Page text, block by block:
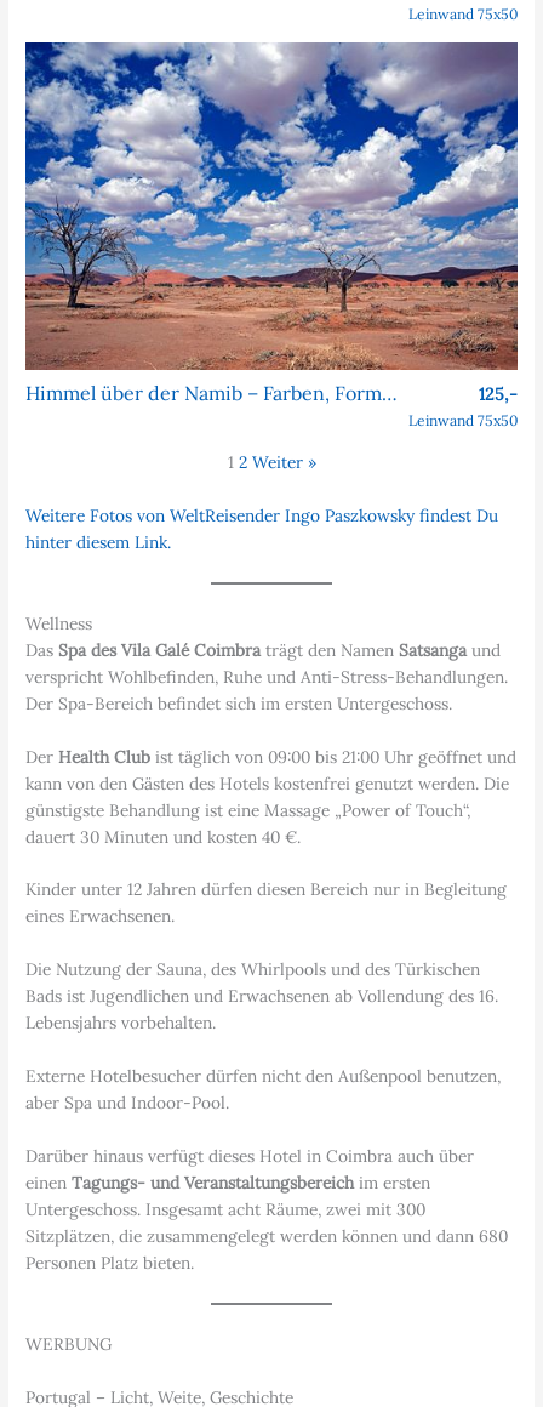
Leinwand 75x50
Himmel über der Namib – Farben, Formen, Faszination 125,-
Leinwand 75x50
1 2 Weiter »
Weitere Fotos von WeltReisender Ingo Paszkowsky findest Du
hinter diesem Link.
Wellness
Das Spa des Vila Galé Coimbraträgt den Namen Satsangaund
verspricht Wohlbefinden, Ruhe und Anti-Stress-Behandlungen.
Der Spa-Bereich befindet sich im ersten Untergeschoss.
DerHealth Club ist täglich von 09:00 bis 21:00 Uhr geöffnet und
kann von den Gästen des Hotels kostenfrei genutzt werden. Die
günstigste Behandlung ist eine Massage „Power of Touch“,
dauert 30 Minuten und kosten 40 €.
Kinder unter 12 Jahren dürfen diesen Bereich nur in Begleitung
eines Erwachsenen.
Die Nutzung der Sauna, des Whirlpools und des Türkischen
Bads ist Jugendlichen und Erwachsenen ab Vollendung des 16.
Lebensjahrs vorbehalten.
Externe Hotelbesucher dürfen nicht den Außenpool benutzen,
aber Spa und Indoor-Pool.
Darüber hinaus verfügt dieses Hotel in Coimbra auch über
einenTagungs- und Veranstaltungsbereichim ersten
Untergeschoss. Insgesamt acht Räume, zwei mit 300
Sitzplätzen, die zusammengelegt werden können und dann 680
Personen Platz bieten.
WERBUNG
Portugal – Licht, Weite, Geschichte